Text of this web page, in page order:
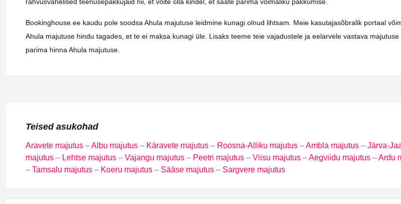
rahvusvahelised teenusepakkujaid nii, et võite olla kindel, et saate parima võimaliku pakkumise.
Bookinghouse.ee kaudu pole soodsa Ahula majutuse leidmine kunagi olnud lihtsam. Meie kasutajasõbralik portaal
Ahula majutuse hindu tagades, et te ei maksa kunagi üle. Lisaks teeme teie vajadustele ja eelarvele vastava
parima hinna Ahula majutuse.
Teised asukohad
Aravete majutus –Albu majutus – Käravete majutus – Roosna-Alliku majutus –Ambla majutus – Järva-
majutus – Lehtse majutus – Vajangu majutus – Peetri majutus – Viisu majutus –Aegviidu majutus –Ardu
– Tamsalu majutus – Koeru majutus – Sääse majutus – Sargvere majutus